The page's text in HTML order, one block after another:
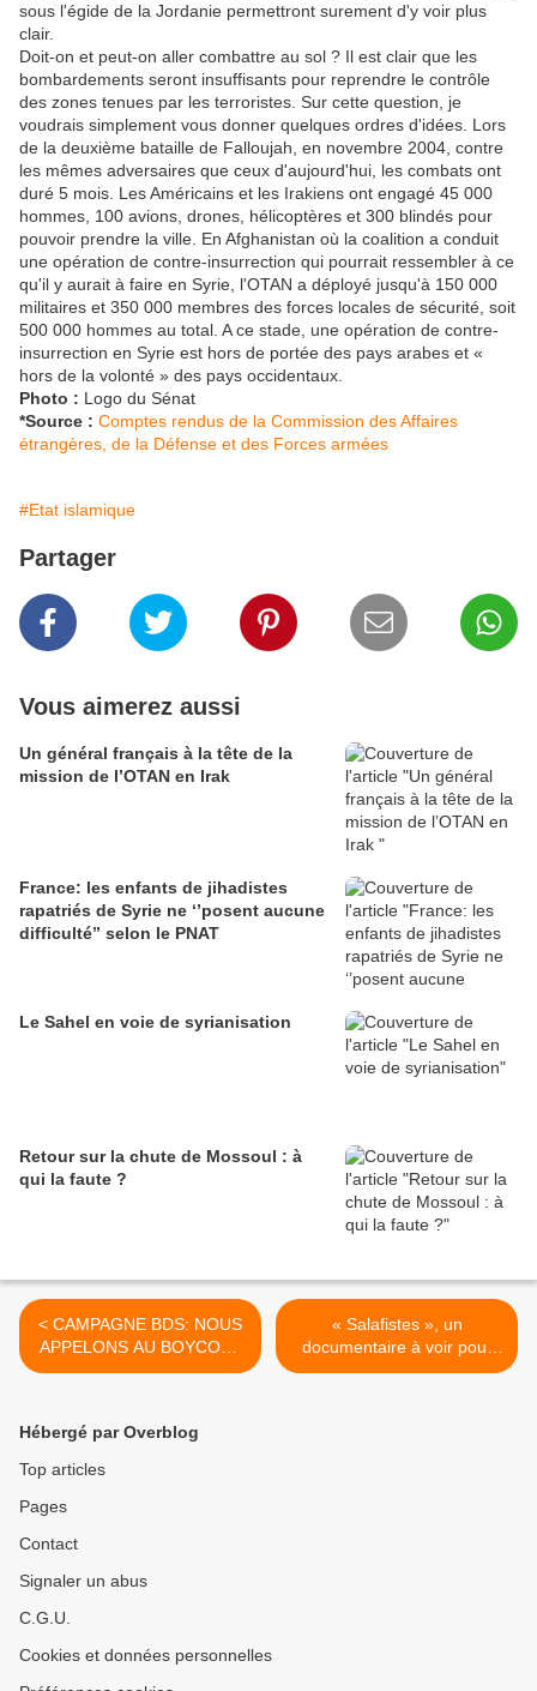
sous l'égide de la Jordanie permettront surement d'y voir plus
clair.
Doit-on et peut-on aller combattre au sol ? Il est clair que les
bombardements seront insuffisants pour reprendre le contrôle
des zones tenues par les terroristes. Sur cette question, je
voudrais simplement vous donner quelques ordres d'idées. Lors
de la deuxième bataille de Falloujah, en novembre 2004, contre
les mêmes adversaires que ceux d'aujourd'hui, les combats ont
duré 5 mois. Les Américains et les Irakiens ont engagé 45 000
hommes, 100 avions, drones, hélicoptères et 300 blindés pour
pouvoir prendre la ville. En Afghanistan où la coalition a conduit
une opération de contre-insurrection qui pourrait ressembler à ce
qu'il y aurait à faire en Syrie, l'OTAN a déployé jusqu'à 150 000
militaires et 350 000 membres des forces locales de sécurité, soit
500 000 hommes au total. A ce stade, une opération de contre-
insurrection en Syrie est hors de portée des pays arabes et «
hors de la volonté » des pays occidentaux.
Photo : Logo du Sénat
*Source : Comptes rendus de la Commission des Affaires
étrangères, de la Défense et des Forces armées
#Etat islamique
Partager
Vous aimerez aussi
Un général français à la tête de la
mission de l’OTAN en Irak
France: les enfants de jihadistes
rapatriés de Syrie ne ‘’posent aucune
difficulté’’ selon le PNAT
Le Sahel en voie de syrianisation
Retour sur la chute de Mossoul : à
qui la faute ?
< CAMPAGNE BDS: NOUS
APPELONS AU BOYCOTT
DES PRODUITS
« Salafistes », un
documentaire à voir pour
mieux comprendre >
Hébergé par Overblog
Top articles
Pages
Contact
Signaler un abus
C.G.U.
Cookies et données personnelles